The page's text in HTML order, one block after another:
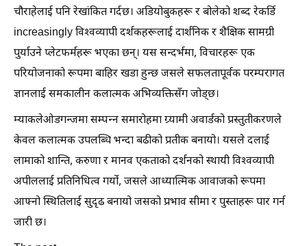
चौराहेलाई पनि रेखांकित गर्दछ। अडियोबुकहरू र बोलेको शब्द रेकर्डि
increasingly विश्वव्यापी दर्शकहरूलाई दार्शनिक र शैक्षिक सामग्री
पुर्याउने प्लेटफर्महरू भएका छन्। यस सन्दर्भमा, विचारहरू एक
परियोजनाको रूपमा बाहिर खडा हुन्छ जसले सफलतापूर्वक परम्परागत
ज्ञानलाई समकालीन कलात्मक अभिव्यक्तिसँग जोड्छ।
म्याकलेओडगन्जमा सम्पन्न समारोहमा ग्र्यामी अवार्डको प्रस्तुतीकरणले
केवल कलात्मक उपलब्धि भन्दा बढीको प्रतीक बनायो। यसले दलाई
लामाको शान्ति, करुणा र मानव एकताको दर्शनको स्थायी विश्वव्यापी
अपीललाई प्रतिनिधित्व गर्यो, जसले आध्यात्मिक आवाजको रूपमा
आफ्नो स्थितिलाई सुदृढ बनायो जसको प्रभाव सीमा र पुस्ताहरू पार गर्न
जारी छ।